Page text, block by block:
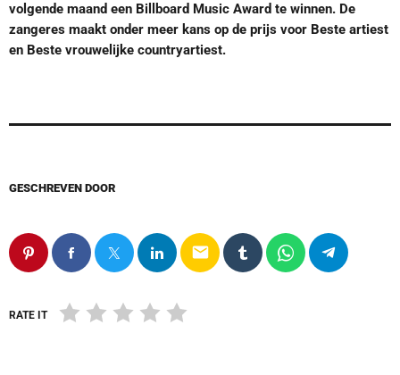
volgende maand een Billboard Music Award te winnen. De
zangeres maakt onder meer kans op de prijs voor Beste artiest
en Beste vrouwelijke countryartiest.
GESCHREVEN DOOR
email
RATE IT